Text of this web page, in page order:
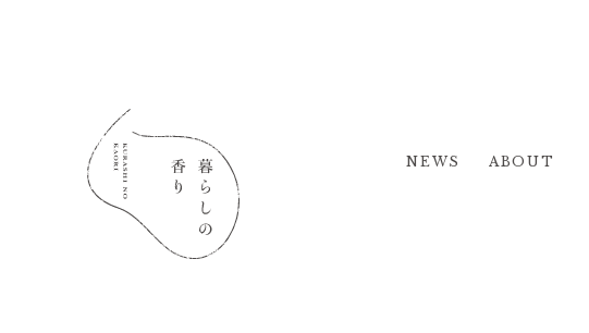
NEWS ABOUT